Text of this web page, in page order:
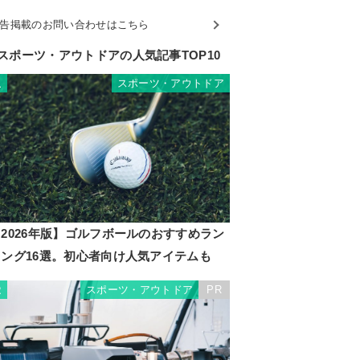
掲載のお問い合わせはこちら
ポーツ・アウトドアの人気記事TOP10
スポーツ・アウトドア
年版】ゴルフボールのおすすめラン
グ16選。初心者向け人気アイテムも
スポーツ・アウトドア PR